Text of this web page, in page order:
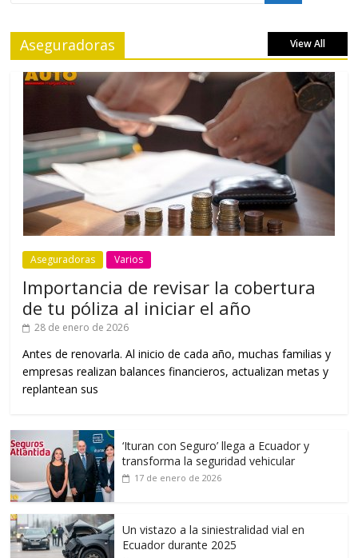
Aseguradoras View All
Aseguradoras Varios
Importancia de revisar la cobertura
de tu póliza al iniciar el año
28 de enero de 2026
Antes de renovarla. Al inicio de cada año, muchas familias y
empresas realizan balances financieros, actualizan metas y
replantean sus
‘Ituran con Seguro’ llega a Ecuador y
transforma la seguridad vehicular
17 de enero de 2026
Un vistazo a la siniestralidad vial en
Ecuador durante 2025